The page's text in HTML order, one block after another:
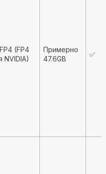
(FP4
NVIDIA)
Примерно
47.6GB
✅